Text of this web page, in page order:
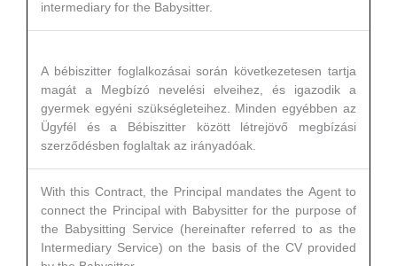
intermediary for the Babysitter.
A bébiszitter foglalkozásai során következetesen tartja
magát a Megbízó nevelési elveihez, és igazodik a
gyermek egyéni szükségleteihez. Minden egyébben az
Ügyfél és a Bébiszitter között létrejövő megbízási
szerződésben foglaltak az irányadóak.
With this Contract, the Principal mandates the Agent to
connect the Principal with Babysitter for the purpose of
the Babysitting Service (hereinafter referred to as the
Intermediary Service) on the basis of the CV provided